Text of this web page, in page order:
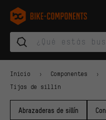
Saltar a la navegación principal
Saltar a la navegación de
Saltar al contenido
Saltar a marcas y al boletín
Saltar al pie de página
bike-components.de
Inicio Componentes
Tijas de sillín
Abrazaderas de sillín